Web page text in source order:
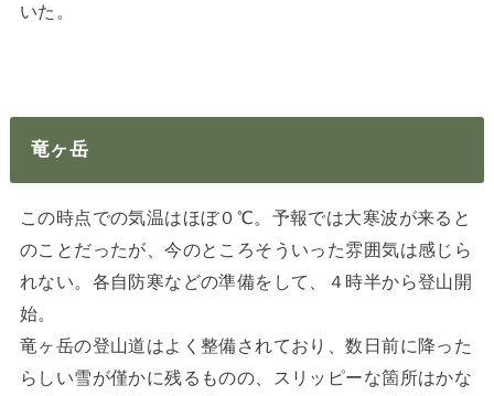
いた。
竜ヶ岳
この時点での気温はほぼ０℃。予報では大寒波が来ると
のことだったが、今のところそういった雰囲気は感じら
れない。各自防寒などの準備をして、４時半から登山開
始。
竜ヶ岳の登山道はよく整備されており、数日前に降った
らしい雪が僅かに残るものの、スリッピーな箇所はかな